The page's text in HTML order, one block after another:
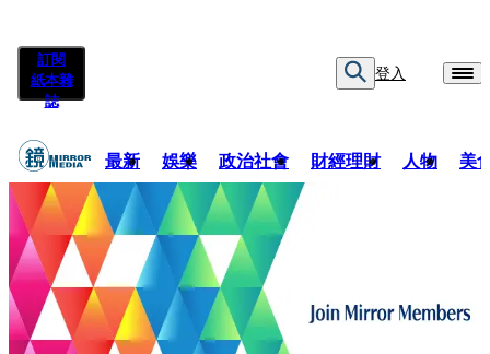
訂閱
紙本雜
誌
登入
最新 娛樂 政治社會 財經理財 人物 美